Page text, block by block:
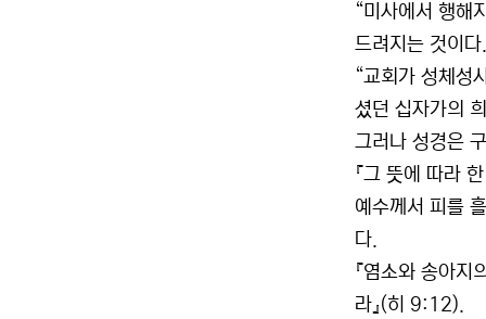
“미사에서 행해
드려지는 것이
“교회가 성체성
셨던 십자가의
그러나 성경은
『그 뜻에 따라
예수께서 피를
다.
『염소와 송아
라』(히 9:12).